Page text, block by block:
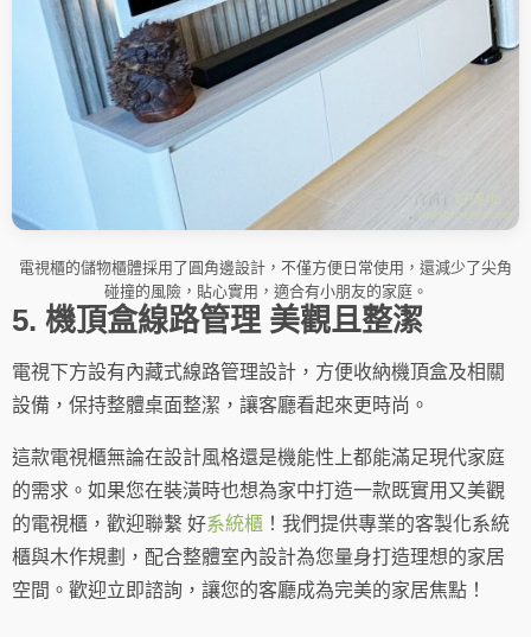
電視櫃的儲物櫃體採用了圓角邊設計，不僅方便日常使用，還減少了尖角
碰撞的風險，貼心實用，適合有小朋友的家庭。
5. 機頂盒線路管理 美觀且整潔
電視下方設有內藏式線路管理設計，方便收納機頂盒及相關
設備，保持整體桌面整潔，讓客廳看起來更時尚。
這款電視櫃無論在設計風格還是機能性上都能滿足現代家庭
的需求。如果您在裝潢時也想為家中打造一款既實用又美觀
的電視櫃，歡迎聯繫 好系統櫃 ！我們提供專業的客製化系統
櫃與木作規劃，配合整體室內設計為您量身打造理想的家居
空間。歡迎立即諮詢，讓您的客廳成為完美的家居焦點！